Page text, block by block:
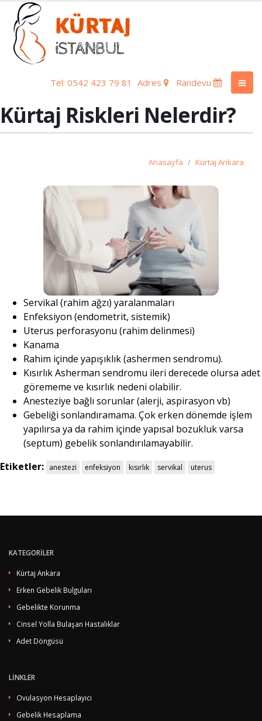
Tel: 0542 423 79 81 Adres Randevu
Kürtaj Riskleri Nelerdir?
Anasayfa Kürtaj Ankara
Servikal (rahim ağzı) yaralanmaları
Enfeksiyon (endometrit, sistemik)
Uterus perforasyonu (rahim delinmesi)
Kanama
Rahim içinde yapışıklık (ashermen sendromu).
Kısırlık Asherman sendromu ileri derecede olursa adet
görememe ve kısırlık nedeni olabilir.
Anesteziye bağlı sorunlar (alerji, aspirasyon vb)
Gebeliği sonlandıramama. Çok erken dönemde işlem
yapılırsa ya da rahim içinde yapısal bozukluk varsa
(septum) gebelik sonlandırılamayabilir.
Etiketler: anestezi enfeksiyon kısırlık servikal uterus
KATEGORİLER
Kürtaj Ankara
Erken Gebelik Bulguları
Gebelikte Korunma
Cinsel Yolla Bulaşan Hastalıklar
Adet Döngüsü
LİNKLER
Ovulasyon Hesaplayıcı
Gebelik Hesaplama